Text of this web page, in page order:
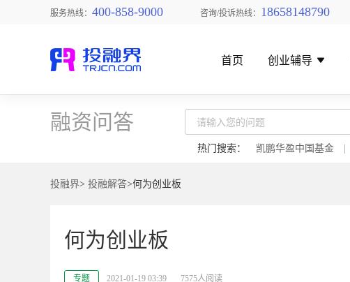
服务热线： 400-858-9000 咨询/投诉热线： 18658148790
首页 创业辅导
融资问答
热门搜索： 凯鹏华盈中国基金
投融界> 投融解答>何为创业板
何为创业板
专题 2021-01-19 03:39 7575人阅读